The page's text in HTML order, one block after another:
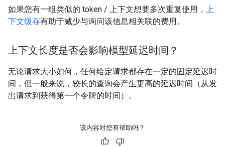
如果您有一组类似的 token / 上下文想要多次重复使用， 上
下文缓存有助于减少与询问该信息相关联的费用。
上下文长度是否会影响模型延迟时间？
无论请求大小如何，任何给定请求都存在一定的固定延迟时
间，但一般来说，较长的查询会产生更高的延迟时间（从发
出请求到获得第一个令牌的时间）。
该内容对您有帮助吗？